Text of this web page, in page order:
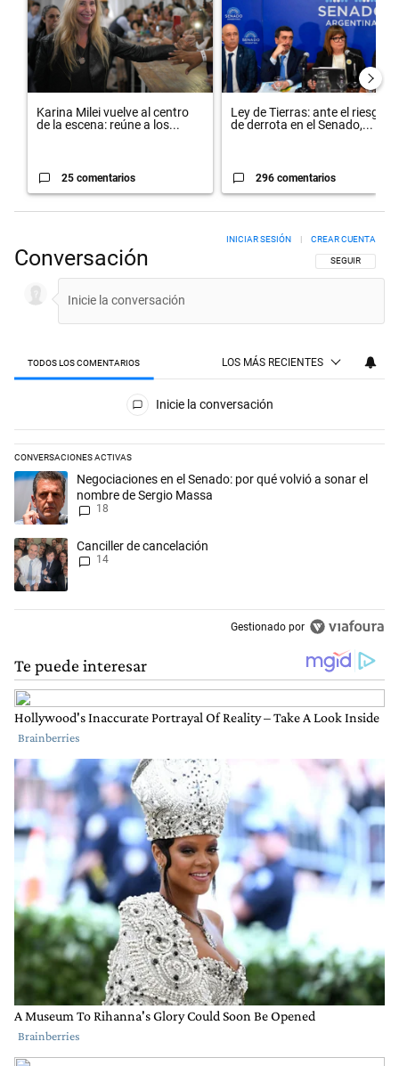
Karina Milei vuelve al centro
de la escena: reúne a los...
25 comentarios
Ley de Tierras: ante el riesgo
de derrota en el Senado,...
296 comentarios
Conversación SIGA ESTA
SEGUIR
INICIAR SESIÓN | CREAR CUENTA
TODOS LOS COMENTARIOS LOS MÁS RECIENTES
Inicie la conversación
CONVERSACIONES ACTIVAS
Este listado muestra los artículos con más comentarios en los
Un artículo de tendencia con el título "Negociaciones en el Senado:
Negociaciones en el Senado: por qué volvió a sonar el
nombre de Sergio Massa
18
Un artículo de tendencia con el título "Canciller de cancelación" con
Canciller de cancelación
14
Gestionado por